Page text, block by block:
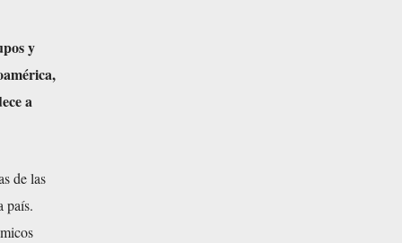
y
,
a
de las
país.